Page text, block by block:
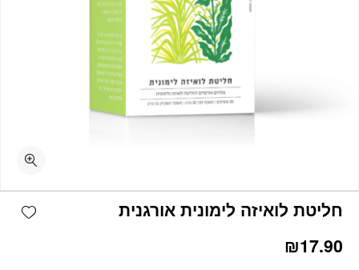
חליטת לואיזה לימונית אורגנית
₪17.90
כמות חליטת לואיזה לימונית אורגנית